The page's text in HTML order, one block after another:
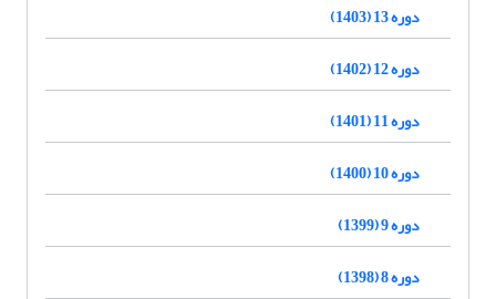
دوره 13 (1403)
دوره 12 (1402)
دوره 11 (1401)
دوره 10 (1400)
دوره 9 (1399)
دوره 8 (1398)